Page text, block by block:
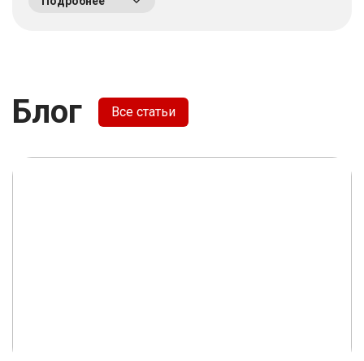
пожалели что приехали сюда! Качество работы на
Блог Все статьи